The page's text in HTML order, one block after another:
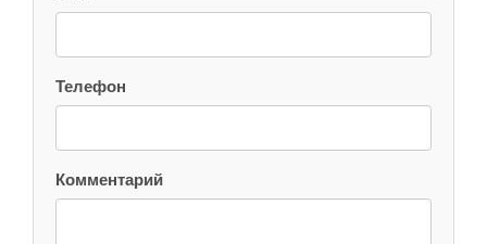
Телефон
Комментарий